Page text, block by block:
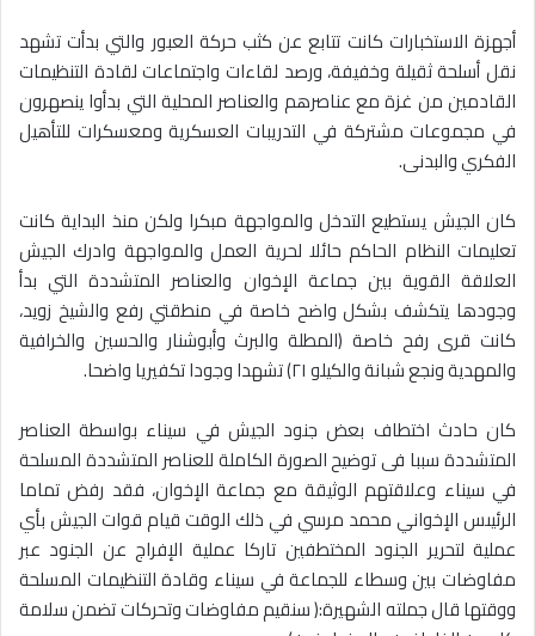
أجهزة الاستخبارات كانت تتابع عن كثب حركة العبور والتي بدأت تشهد
نقل أسلحة ثقيلة وخفيفة، ورصد لقاءات واجتماعات لقادة التنظيمات
القادمين من غزة مع عناصرهم والعناصر المحلية التي بدأوا ينصهرون
في مجموعات مشتركة في التدريبات العسكرية ومعسكرات للتأهيل
الفكري والبدنى.
كان الجيش يستطيع التدخل والمواجهة مبكرا ولكن منذ البداية كانت
تعليمات النظام الحاكم حائلا لحرية العمل والمواجهة وادرك الجيش
العلاقة القوية بين جماعة الإخوان والعناصر المتشددة التي بدأ
وجودها يتكشف بشكل واضح خاصة في منطقتي رفع والشيخ زويد،
كانت قرى رفح خاصة (المطلة والبرث وأبوشنار والحسين والخرافية
والمهدية ونجع شبانة والكيلو ٢١) تشهدا وجودا تكفيريا واضحا.
كان حادث اختطاف بعض جنود الجيش في سيناء بواسطة العناصر
المتشددة سببا فى توضيح الصورة الكاملة للعناصر المتشددة المسلحة
في سيناء وعلاقتهم الوثيقة مع جماعة الإخوان، فقد رفض تماما
الرئيىس الإخواني محمد مرسي في ذلك الوقت قيام قوات الجيش بأي
عملية لتحرير الجنود المختطفين تاركا عملية الإفراج عن الجنود عبر
مفاوضات بين وسطاء للجماعة في سيناء وقادة التنظيمات المسلحة
ووقتها قال جملته الشهيرة:( سنقيم مفاوضات وتحركات تضمن سلامة